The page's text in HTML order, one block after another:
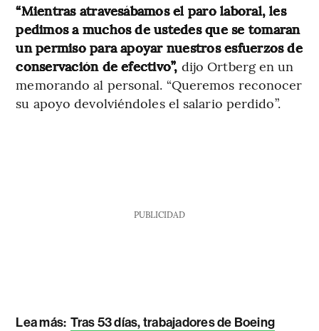
“Mientras atravesábamos el paro laboral, les
pedimos a muchos de ustedes que se tomaran
un permiso para apoyar nuestros esfuerzos de
conservación de efectivo”, dijo Ortberg en un
memorando al personal. “Queremos reconocer
su apoyo devolviéndoles el salario perdido”.
PUBLICIDAD
Lea más: Tras 53 días, trabajadores de Boeing